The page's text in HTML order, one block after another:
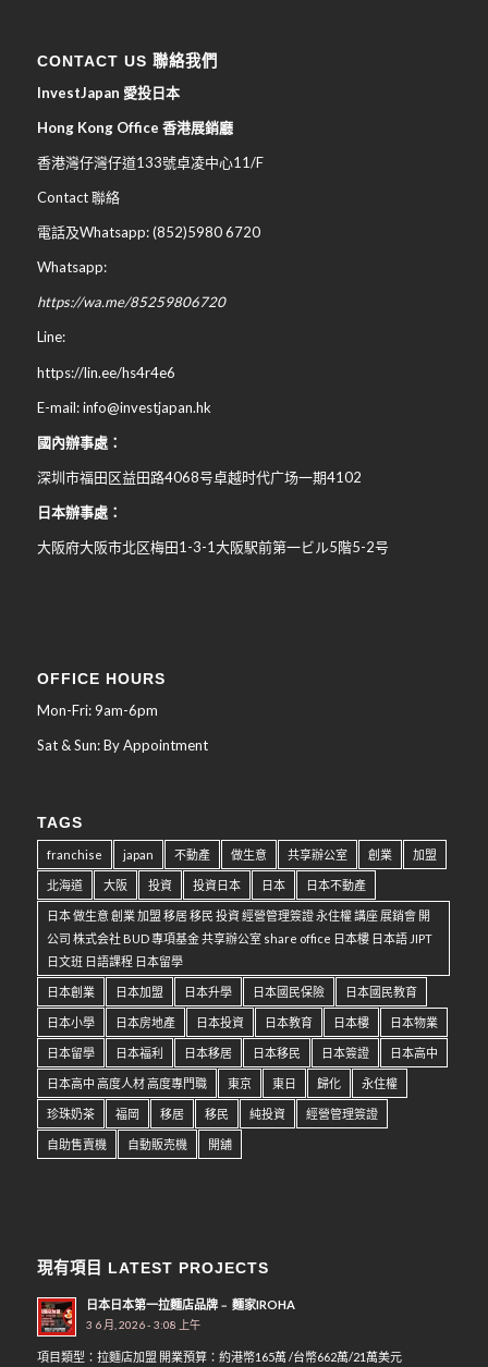
CONTACT US 聯絡我們
InvestJapan 愛投日本
Hong Kong Office 香港展銷廳
香港灣仔灣仔道133號卓凌中心11/F
Contact 聯絡
電話及Whatsapp: (852)5980 6720
Whatsapp:
https://wa.me/85259806720
Line:
https://lin.ee/hs4r4e6
E-mail: info@investjapan.hk
國內辦事處：
深圳市福田区益田路4068号卓越时代广场一期4102
日本辦事處：
大阪府大阪市北区梅田1-3-1大阪駅前第一ビル5階5-2号
OFFICE HOURS
Mon-Fri: 9am-6pm
Sat & Sun: By Appointment
TAGS
franchise japan 不動產 做生意 共享辦公室 創業 加盟
北海道 大阪 投資 投資日本 日本 日本不動產
日本 做生意 創業 加盟 移居 移民 投資 經營管理簽證 永住權 講座 展銷會 開
公司 株式会社 BUD 專項基金 共享辦公室 share office 日本樓 日本語 JIPT
日文班 日語課程 日本留學
日本創業 日本加盟 日本升學 日本國民保險 日本國民教育
日本小學 日本房地產 日本投資 日本教育 日本樓 日本物業
日本留學 日本福利 日本移居 日本移民 日本簽證 日本高中
日本高中 高度人材 高度專門職 東京 東日 歸化 永住權
珍珠奶茶 福岡 移居 移民 純投資 經營管理簽證
自助售賣機 自動販売機 開舖
現有項目 LATEST PROJECTS
日本日本第一拉麵店品牌﹣ 麵家IROHA
3 6 月, 2026 - 3:08 上午
項目類型：拉麵店加盟 開業預算：約港幣165萬 /台幣662萬/21萬美元